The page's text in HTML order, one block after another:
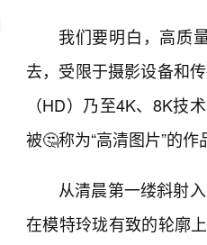
我们要明白，高质
去，受限于摄影设备和
（HD）乃至4K、8K技
被🤔称为“高清图片”的
从清晨第一缕斜射
在模特玲珑有致的轮廓